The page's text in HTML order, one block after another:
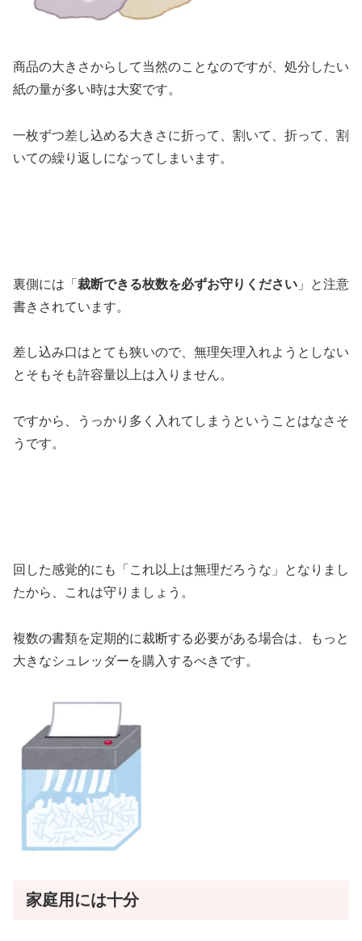
商品の大きさからして当然のことなのですが、処分したい
紙の量が多い時は大変です。
一枚ずつ差し込める大きさに折って、割いて、折って、割
いての繰り返しになってしまいます。
裏側には「 裁断できる枚数を必ずお守りください 」と注意
書きされています。
差し込み口はとても狭いので、無理矢理入れようとしない
とそもそも許容量以上は入りません。
ですから、うっかり多く入れてしまうということはなさそ
うです。
回した感覚的にも「これ以上は無理だろうな」となりまし
たから、これは守りましょう。
複数の書類を定期的に裁断する必要がある場合は、もっと
大きなシュレッダーを購入するべきです。
家庭用には十分